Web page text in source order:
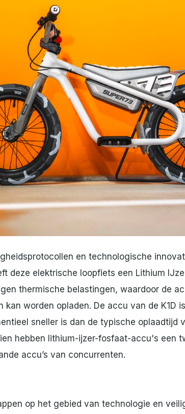
en technologische
deze elektrische loopfiets een Lithium
thermische belastingen, waardoor de
kan worden opladen. De accu van de K1D
sneller is dan de typische oplaadtijd
hebben lithium-ijzer-fosfaat-accu's een
accu’s van concurrenten.
op het gebied van technologie en